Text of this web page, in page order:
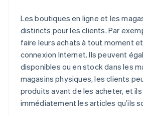
Les boutiques en ligne et les
distincts pour les clients. Par
faire leurs achats à tout moment
connexion Internet. Ils peuvent
disponibles ou en stock dans les
magasins physiques, les clients
produits avant de les acheter, et
immédiatement les articles qu’ils